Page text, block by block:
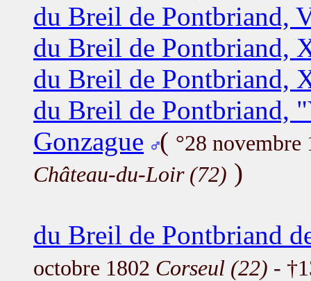
du Breil de Pontbriand,
du Breil de Pontbriand,
du Breil de Pontbriand,
du Breil de Pontbriand,
Gonzague ( °28
Château-du-Loir (72) )
du Breil de Pontbriand
octobre 1802 Corseul (22) -